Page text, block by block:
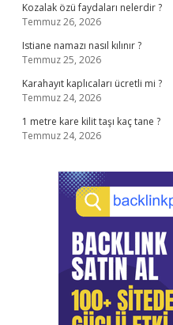
Kozalak özü faydaları nelerdir ?
Temmuz 26, 2026
Istiane namazı nasıl kılınır ?
Temmuz 25, 2026
Karahayıt kaplıcaları ücretli mi ?
Temmuz 24, 2026
1 metre kare kilit taşı kaç tane ?
Temmuz 24, 2026